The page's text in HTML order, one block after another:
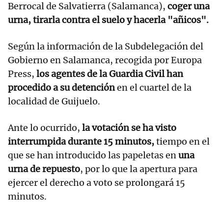
Berrocal de Salvatierra (Salamanca), coger una
urna, tirarla contra el suelo y hacerla "añicos".
Según la información de la Subdelegación del
Gobierno en Salamanca, recogida por Europa
Press, los agentes de la Guardia Civil han
procedido a su detenciónen el cuartel de la
localidad de Guijuelo.
Ante lo ocurrido, la votación se ha visto
interrumpida durante 15 minutos,tiempo en el
que se han introducido las papeletas enuna
urna de repuesto, por lo que la apertura para
ejercer el derecho a voto se prolongará 15
minutos.